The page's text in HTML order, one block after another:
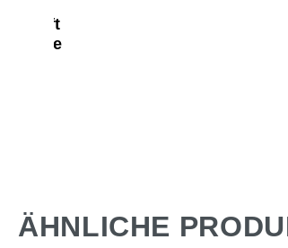
ohne
ÄHNLICHE